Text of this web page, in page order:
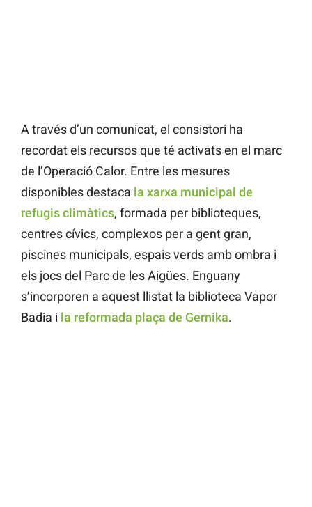
A través d’un comunicat, el consistori ha
recordat els recursos que té activats en el marc
de l’Operació Calor. Entre les mesures
disponibles destaca la xarxa municipal de
refugis climàtics, formada per biblioteques,
centres cívics, complexos per a gent gran,
piscines municipals, espais verds amb ombra i
els jocs del Parc de les Aigües. Enguany
s’incorporen a aquest llistat la biblioteca Vapor
Badia i la reformada plaça de Gernika.